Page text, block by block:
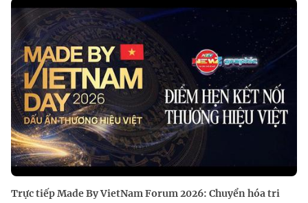
Trực tiếp Made By VietNam Forum 2026: Chuyển hóa tri